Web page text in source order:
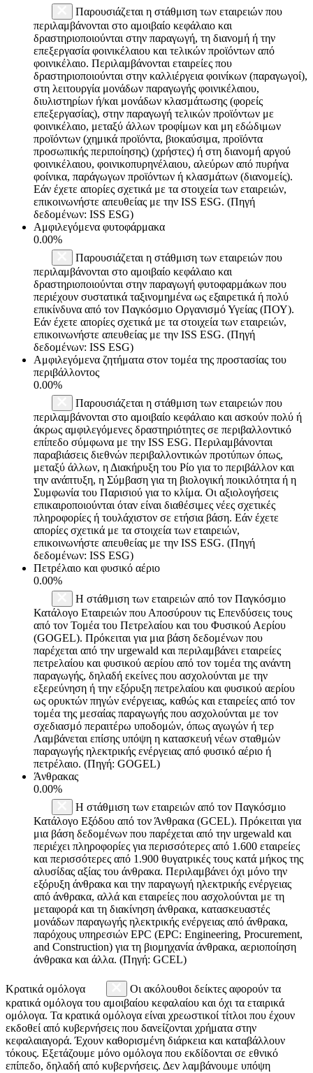
Παρουσιάζεται η στάθμιση των εταιρειών που
περιλαμβάνονται στο αμοιβαίο κεφάλαιο και
δραστηριοποιούνται στην παραγωγή, τη διανομή ή την
επεξεργασία φοινικέλαιου και τελικών προϊόντων από
φοινικέλαιο. Περιλαμβάνονται εταιρείες που
δραστηριοποιούνται στην καλλιέργεια φοινίκων (παραγωγοί),
στη λειτουργία μονάδων παραγωγής φοινικέλαιου,
διυλιστηρίων ή/και μονάδων κλασμάτωσης (φορείς
επεξεργασίας), στην παραγωγή τελικών προϊόντων με
φοινικέλαιο, μεταξύ άλλων τροφίμων και μη εδώδιμων
προϊόντων (χημικά προϊόντα, βιοκαύσιμα, προϊόντα
προσωπικής περιποίησης) (χρήστες) ή στη διανομή αργού
φοινικέλαιου, φοινικοπυρηνέλαιου, αλεύρων από πυρήνα
φοίνικα, παράγωγων προϊόντων ή κλασμάτων (διανομείς).
Εάν έχετε απορίες σχετικά με τα στοιχεία των εταιρειών,
επικοινωνήστε απευθείας με την ISS ESG. (Πηγή
δεδομένων: ISS ESG)
Αμφιλεγόμενα φυτοφάρμακα
0.00%
Παρουσιάζεται η στάθμιση των εταιρειών που
περιλαμβάνονται στο αμοιβαίο κεφάλαιο και
δραστηριοποιούνται στην παραγωγή φυτοφαρμάκων που
περιέχουν συστατικά ταξινομημένα ως εξαιρετικά ή πολύ
επικίνδυνα από τον Παγκόσμιο Οργανισμό Υγείας (ΠΟΥ).
Εάν έχετε απορίες σχετικά με τα στοιχεία των εταιρειών,
επικοινωνήστε απευθείας με την ISS ESG. (Πηγή
δεδομένων: ISS ESG)
Αμφιλεγόμενα ζητήματα στον τομέα της προστασίας του
περιβάλλοντος
0.00%
Παρουσιάζεται η στάθμιση των εταιρειών που
περιλαμβάνονται στο αμοιβαίο κεφάλαιο και ασκούν πολύ ή
άκρως αμφιλεγόμενες δραστηριότητες σε περιβαλλοντικό
επίπεδο σύμφωνα με την ISS ESG. Περιλαμβάνονται
παραβιάσεις διεθνών περιβαλλοντικών προτύπων όπως,
μεταξύ άλλων, η Διακήρυξη του Ρίο για το περιβάλλον και
την ανάπτυξη, η Σύμβαση για τη βιολογική ποικιλότητα ή η
Συμφωνία του Παρισιού για το κλίμα. Οι αξιολογήσεις
επικαιροποιούνται όταν είναι διαθέσιμες νέες σχετικές
πληροφορίες ή τουλάχιστον σε ετήσια βάση. Εάν έχετε
απορίες σχετικά με τα στοιχεία των εταιρειών,
επικοινωνήστε απευθείας με την ISS ESG. (Πηγή
δεδομένων: ISS ESG)
Πετρέλαιο και φυσικό αέριο
0.00%
Η στάθμιση των εταιρειών από τον Παγκόσμιο
Κατάλογο Εταιρειών που Αποσύρουν τις Επενδύσεις τους
από τον Τομέα του Πετρελαίου και του Φυσικού Αερίου
(GOGEL). Πρόκειται για μια βάση δεδομένων που
παρέχεται από την urgewald και περιλαμβάνει εταιρείες
πετρελαίου και φυσικού αερίου από τον τομέα της ανάντη
παραγωγής, δηλαδή εκείνες που ασχολούνται με την
εξερεύνηση ή την εξόρυξη πετρελαίου και φυσικού αερίου
ως ορυκτών πηγών ενέργειας, καθώς και εταιρείες από τον
τομέα της μεσαίας παραγωγής που ασχολούνται με τον
σχεδιασμό περαιτέρω υποδομών, όπως αγωγών ή τερ
Λαμβάνεται επίσης υπόψη η κατασκευή νέων σταθμών
παραγωγής ηλεκτρικής ενέργειας από φυσικό αέριο ή
πετρέλαιο. (Πηγή: GOGEL)
Άνθρακας
0.00%
Η στάθμιση των εταιρειών από τον Παγκόσμιο
Κατάλογο Εξόδου από τον Άνθρακα (GCEL). Πρόκειται για
μια βάση δεδομένων που παρέχεται από την urgewald και
περιέχει πληροφορίες για περισσότερες από 1.600 εταιρείες
και περισσότερες από 1.900 θυγατρικές τους κατά μήκος της
αλυσίδας αξίας του άνθρακα. Περιλαμβάνει όχι μόνο την
εξόρυξη άνθρακα και την παραγωγή ηλεκτρικής ενέργειας
από άνθρακα, αλλά και εταιρείες που ασχολούνται με τη
μεταφορά και τη διακίνηση άνθρακα, κατασκευαστές
μονάδων παραγωγής ηλεκτρικής ενέργειας από άνθρακα,
παρόχους υπηρεσιών EPC (EPC: Engineering, Procurement,
and Construction) για τη βιομηχανία άνθρακα, αεριοποίηση
άνθρακα και άλλα. (Πηγή: GCEL)
Κρατικά ομόλογα
Οι ακόλουθοι δείκτες αφορούν τα
κρατικά ομόλογα του αμοιβαίου κεφαλαίου και όχι τα εταιρικά
ομόλογα. Τα κρατικά ομόλογα είναι χρεωστικοί τίτλοι που έχουν
εκδοθεί από κυβερνήσεις που δανείζονται χρήματα στην
κεφαλαιαγορά. Έχουν καθορισμένη διάρκεια και καταβάλλουν
τόκους. Εξετάζουμε μόνο ομόλογα που εκδίδονται σε εθνικό
επίπεδο, δηλαδή από κυβερνήσεις. Δεν λαμβάνουμε υπόψη